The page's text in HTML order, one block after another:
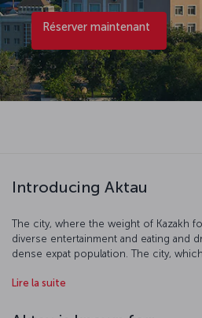
Réserver maintenant
Introducing Aktau
The city, where the weight of Kazakh
diverse entertainment and eating and
dense expat population. The city,
expectation of a sea-sand-sun-
Lire la suite